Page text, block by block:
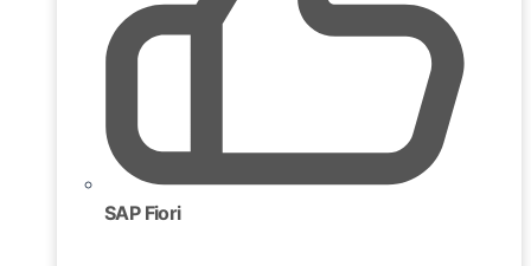
SAP Fiori